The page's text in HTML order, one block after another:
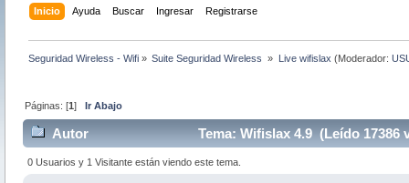
Inicio Ayuda Buscar Ingresar Registrarse
Seguridad Wireless - Wifi » Suite Seguridad Wireless » Live wifislax (Moderador:
Páginas: [1]Ir Abajo
Autor Tema: Wifislax 4.9 (Leído 17386
0 Usuarios y 1 Visitante están viendo este tema.